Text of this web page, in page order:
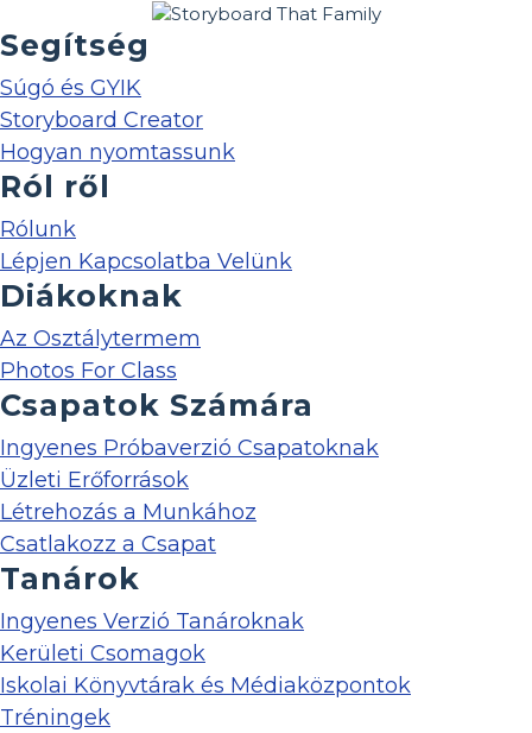
Segítség
Súgó és GYIK
Storyboard Creator
Hogyan nyomtassunk
Ról ről
Rólunk
Lépjen Kapcsolatba Velünk
Diákoknak
Az Osztálytermem
Photos For Class
Csapatok Számára
Ingyenes Próbaverzió Csapatoknak
Üzleti Erőforrások
Létrehozás a Munkához
Csatlakozz a Csapat
Tanárok
Ingyenes Verzió Tanároknak
Kerületi Csomagok
Iskolai Könyvtárak és Médiaközpontok
Tréningek